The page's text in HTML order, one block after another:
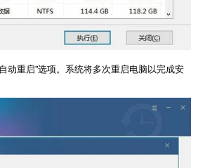
动重启”选项。系统将多次重启电脑以完成安